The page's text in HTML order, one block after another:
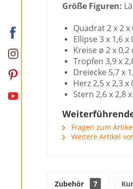
Größe Figuren:
Quadrat 2 x 2 x
Ellipse 3 x 1,6 x
Kreise ø 2 x 0,2
Tropfen 3,9 x
Dreiecke 5,7 x
Herz 2,5 x 2,3 x
Stern 2,6 x 2,8
Fragen zum
Weitere Artikel
Zubehör 7